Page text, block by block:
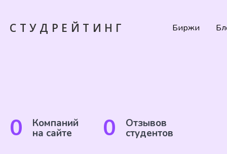
СТУДРЕЙТИНГ Биржи
0 Компаний
на сайте 0 Отзывов
студентов